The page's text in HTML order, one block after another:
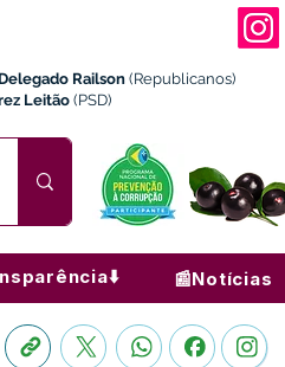
Delegado Railson (Republicanos)
Leitão (PSD)
📰Notícias